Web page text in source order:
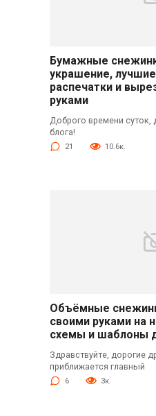
Бумажные
украшение,
распечатки и
руками
Доброго времени суток,
блога!
21 10.6к.
Объёмные
своими руками на
схемы и шаблоны
Здравствуйте, дорогие
приближается главный
6 3к.